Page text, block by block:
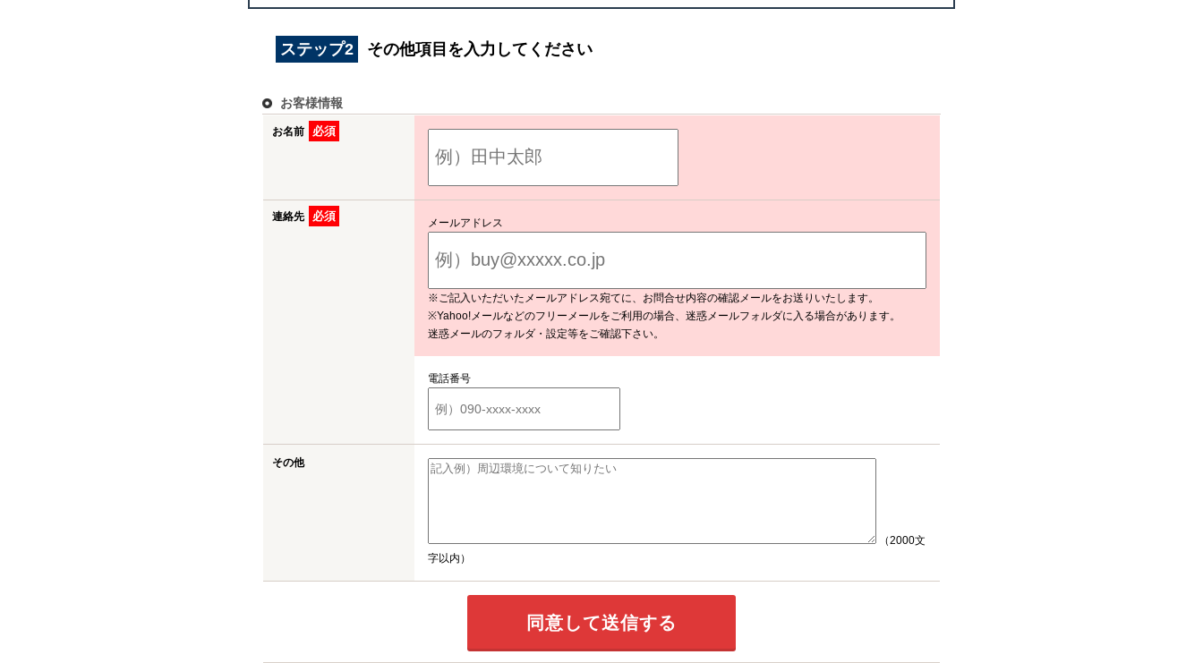
ステップ2 その他項目を入力してください
お客様情報
お名前 必須
連絡先 必須 メールアドレス
※ご記入いただいたメールアドレス宛てに、お問合せ内容の確認メールをお送りいたします。
※Yahoo!メールなどのフリーメールをご利用の場合、迷惑メールフォルダに入る場合があります。
迷惑メールのフォルダ・設定等をご確認下さい。
電話番号
その他
（2000文
字以内）